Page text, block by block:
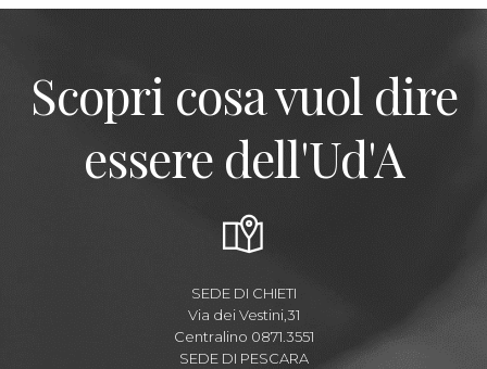
Scopri cosa vuol dire
essere dell'Ud'A
SEDE DI CHIETI
Via dei Vestini,31
Centralino 0871.3551
SEDE DI PESCARA